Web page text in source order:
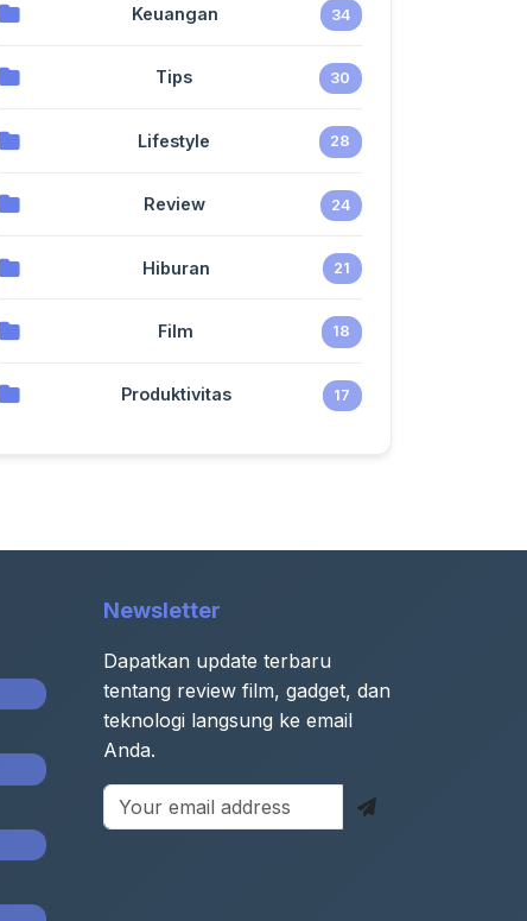
Keuangan 34
Tips 30
Lifestyle 28
Review 24
Hiburan 21
Film 18
Produktivitas 17
Newsletter
Dapatkan update terbaru
tentang review film, gadget, dan
teknologi langsung ke email
Anda.